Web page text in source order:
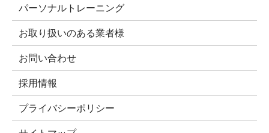
パーソナルトレーニング
お取り扱いのある業者様
お問い合わせ
採用情報
プライバシーポリシー